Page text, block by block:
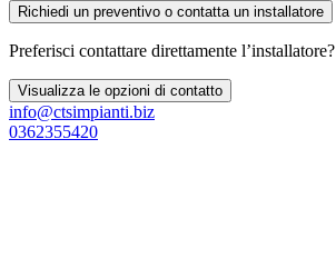
Richiedi un preventivo o contatta un installatore
Preferisci contattare direttamente l’installatore?
Visualizza le opzioni di contatto
info@ctsimpianti.biz
0362355420